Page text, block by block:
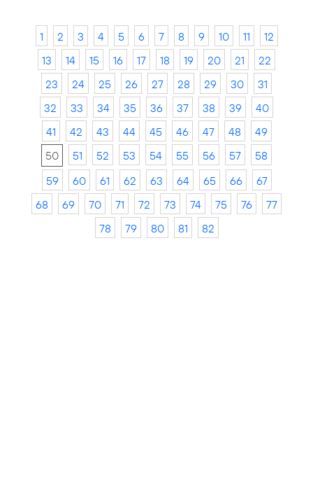
1 2 3 4 5 6 7 8 9 10 11
12
13
14 15 16 17 18 19 20 21
22
23
24 25 26 27 28 29 30
31
32
33 34 35 36 37 38 39
40
41
42 43 44 45 46 47 48
49
50
51 52 53 54 55 56 57
58
59
60 61 62 63 64 65 66
67
68
69 70 71 72 73 74 75 76
77
78
79 80 81 82